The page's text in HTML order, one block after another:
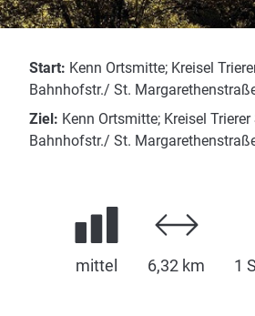
Start: Kenn Ortsmitte; Kreisel
Bahnhofstr./ St.
Ziel: Kenn Ortsmitte; Kreisel Trierer
Bahnhofstr./ St.
mittel 6,32 km 1